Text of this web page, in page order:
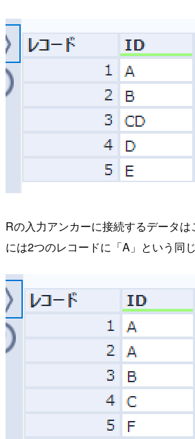
Rの入力アンカーに接続するデータ
には2つのレコードに「A」という同